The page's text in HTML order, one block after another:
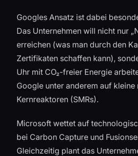
Googles Ansatz ist dabei
Das Unternehmen will nicht nur
erreichen (was man durch den
Zertifikaten schaffen kann),
Uhr mit CO₂-freier Energie
Google unter anderem auf kleine
Kernreaktoren (SMRs).
Microsoft wettet auf
bei Carbon Capture und
Gleichzeitig plant das